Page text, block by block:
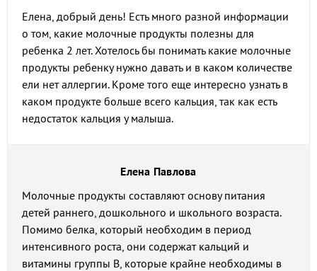
Елена, добрый день! Есть много разной информации
о том, какие молочные продукты полезны для
ребенка 2 лет. Хотелось бы понимать какие молочные
продукты ребенку нужно давать и в каком количестве
ели нет аллергии. Кроме того еще интересно узнать в
каком продукте больше всего кальция, так как есть
недостаток кальция у малыша.
Елена Павлова
Молочные продукты составляют основу питания
детей раннего, дошкольного и школьного возраста.
Помимо белка, который необходим в период
интенсивного роста, они содержат кальций и
витамины группы В, которые крайне необходимы в